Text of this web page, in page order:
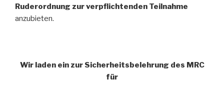
Ruderordnung zur verpflichtenden Teilnahme
anzubieten.
Wir laden ein zur Sicherheitsbelehrung des MRC
für